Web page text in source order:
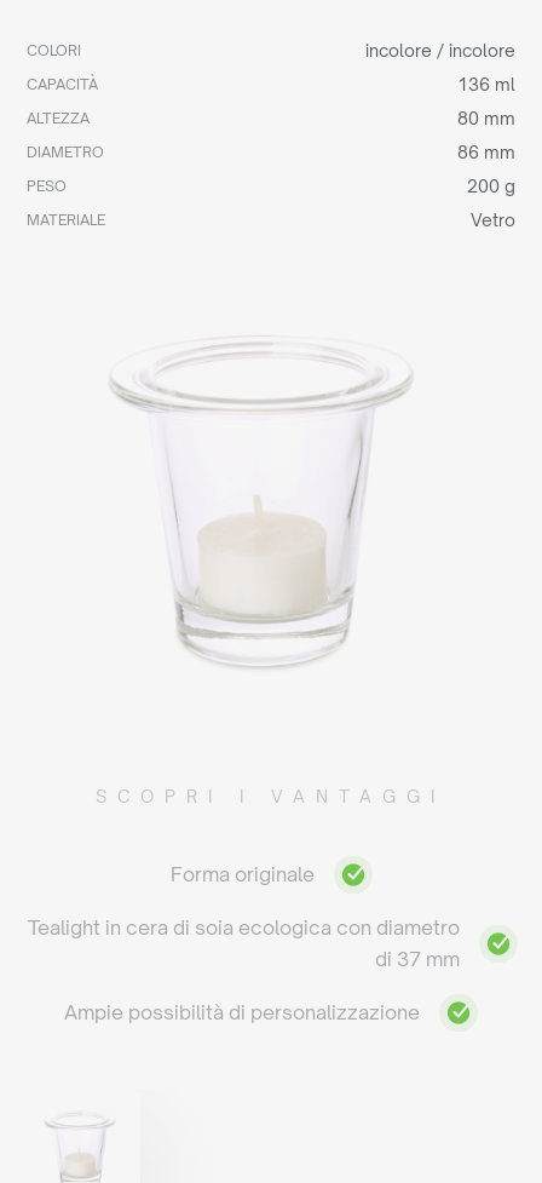
COLORI incolore / incolore
CAPACITÀ 136 ml
ALTEZZA 80 mm
DIAMETRO 86 mm
PESO 200 g
MATERIALE Vetro
SCOPRI I VANTAGGI
Forma originale
Tealight in cera di soia ecologica con diametro
di 37 mm
Ampie possibilità di personalizzazione